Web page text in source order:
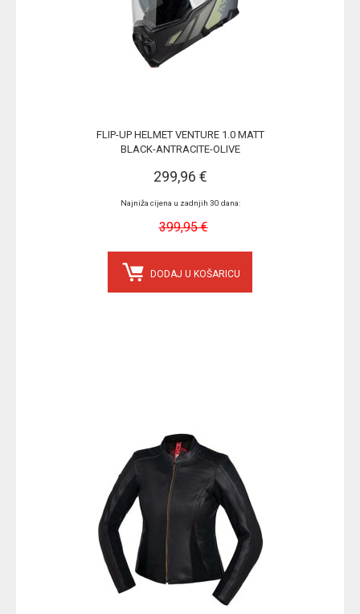
FLIP-UP HELMET VENTURE 1.0 MATT
BLACK-ANTRACITE-OLIVE
299,96 €
Najniža cijena u zadnjih 30 dana:
399,95 €
DODAJ U KOŠARICU